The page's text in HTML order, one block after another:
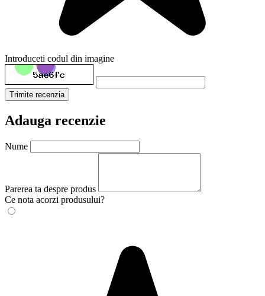
Introduceti codul din imagine
Trimite recenzia
Adauga recenzie
Nume
Parerea ta despre produs
Ce nota acorzi produsului?